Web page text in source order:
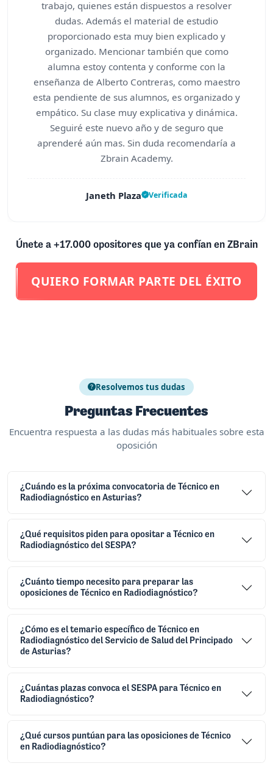
trabajo, quienes están dispuestos a resolver
dudas. Además el material de estudio
proporcionado esta muy bien explicado y
organizado. Mencionar también que como
alumna estoy contenta y conforme con la
enseñanza de Alberto Contreras, como maestro
esta pendiente de sus alumnos, es organizado y
empático. Su clase muy explicativa y dinámica.
Seguiré este nuevo año y de seguro que
aprenderé aún mas. Sin duda recomendaría a
Zbrain Academy.
Janeth Plaza Verificada
Únete a +17.000 opositores que ya confían en ZBrain
QUIERO FORMAR PARTE DEL ÉXITO
Resolvemos tus dudas
Preguntas Frecuentes
Encuentra respuesta a las dudas más habituales sobre esta
oposición
¿Cuándo es la próxima convocatoria de Técnico en
Radiodiagnóstico en Asturias?
¿Qué requisitos piden para opositar a Técnico en
Radiodiagnóstico del SESPA?
¿Cuánto tiempo necesito para preparar las
oposiciones de Técnico en Radiodiagnóstico?
¿Cómo es el temario específico de Técnico en
Radiodiagnóstico del Servicio de Salud del Principado
de Asturias?
¿Cuántas plazas convoca el SESPA para Técnico en
Radiodiagnóstico?
¿Qué cursos puntúan para las oposiciones de Técnico
en Radiodiagnóstico?